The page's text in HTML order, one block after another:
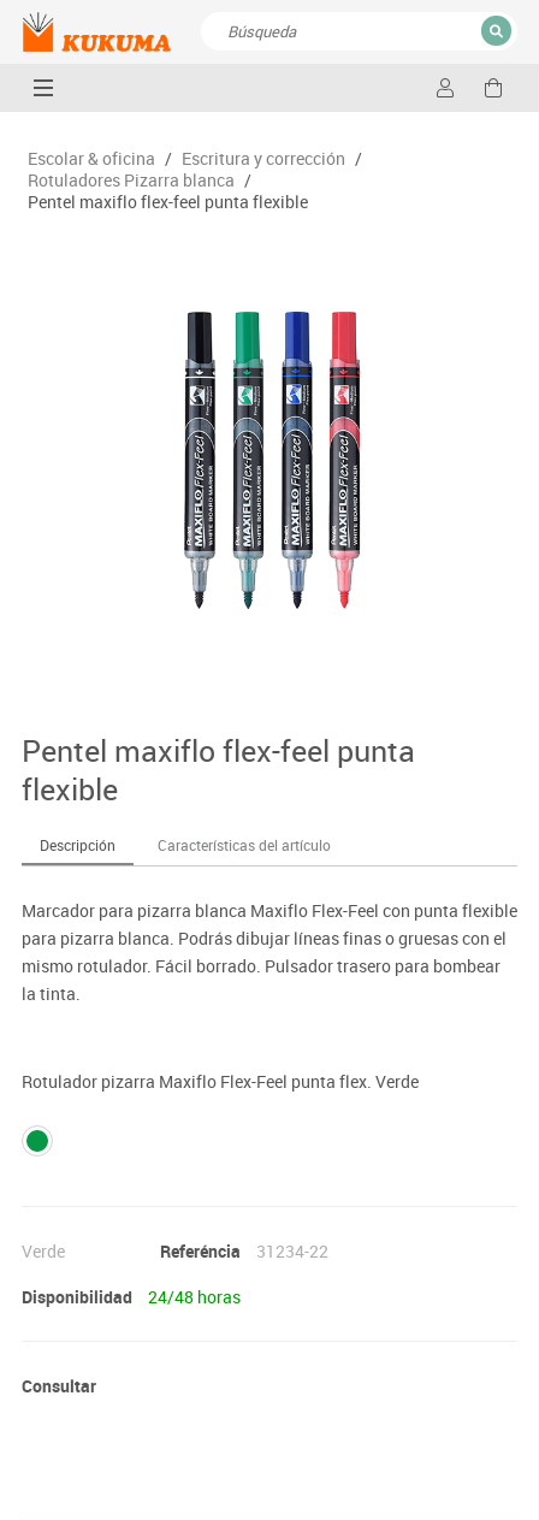
CERRAR
Escolar & oficina / Escritura y corrección /
Rotuladores Pizarra blanca /
Pentel maxiflo flex-feel punta flexible
Pentel maxiflo flex-feel punta
flexible
Descripción Características del artículo
Marcador para pizarra blanca Maxiflo Flex-Feel con punta flexible
para pizarra blanca. Podrás dibujar líneas finas o gruesas con el
mismo rotulador. Fácil borrado. Pulsador trasero para bombear
la tinta.
Rotulador pizarra Maxiflo Flex-Feel punta flex. Verde
Verde Referéncia
31234-22
Disponibilidad
24/48 horas
Consultar